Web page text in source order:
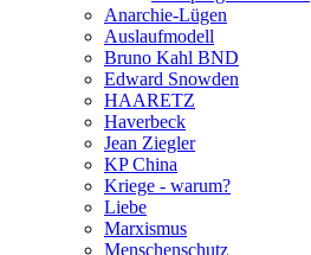
Anarchie-Lügen
Auslaufmodell
Bruno Kahl BND
Edward Snowden
HAARETZ
Haverbeck
Jean Ziegler
KP China
Kriege - warum?
Liebe
Marxismus
Menschenschutz